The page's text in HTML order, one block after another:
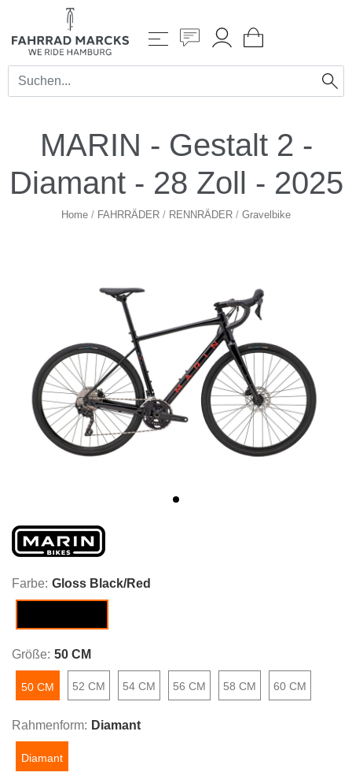
MARIN - Gestalt 2 -
Diamant - 28 Zoll - 2025
Home / FAHRRÄDER / RENNRÄDER / Gravelbike
Farbe: Gloss Black/Red
Größe: 50 CM
50 CM 52 CM 54 CM 56 CM 58 CM 60 CM
Rahmenform: Diamant
Diamant